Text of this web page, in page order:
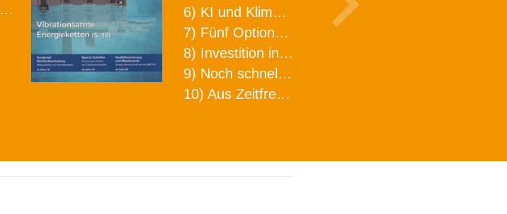
6) KI und Klimaschutz im Schaltanlagenbau
7) Fünf Optionen, wie man Zeitfresser in Effizienz umwandelt
8) Investition in Fellbach mit nachhaltiger Logistik und Lagerfläche
9) Noch schnellere Lieferung
10) Aus Zeitfressern wird Effizienz